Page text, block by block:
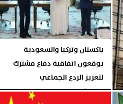
باكستان وتركيا والسعودية
يوقعون اتفاقية دفاع مشترك
لتعزيز الردع الجماعي
الجمعة، 7 أغسطس 2026 05:38 مـ